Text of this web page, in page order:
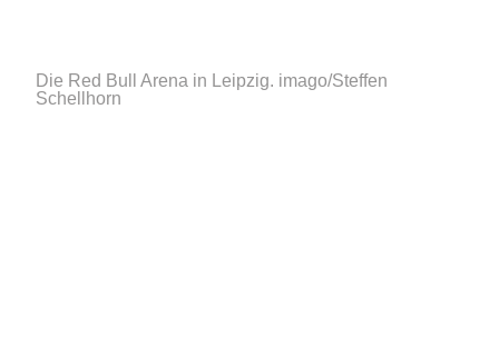
Die Red Bull Arena in Leipzig. imago/Steffen
Schellhorn